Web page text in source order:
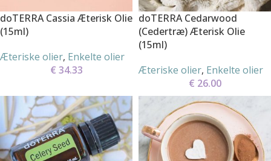
doTERRA Cassia Æterisk Olie
(15ml)
Æteriske olier, Enkelte olier
€ 34.33
doTERRA Cedarwood
(Cedertræ) Æterisk Olie
(15ml)
Æteriske olier, Enkelte olier
€ 26.00